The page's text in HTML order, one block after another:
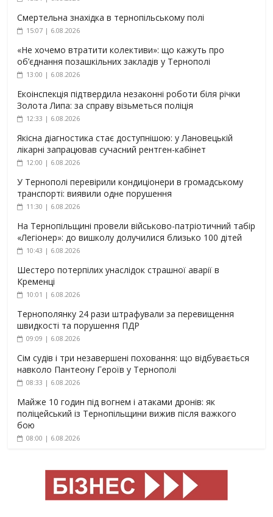
Смертельна знахідка в тернопільському полі
15:07 | 6.08.2026
«Не хочемо втратити колективи»: що кажуть про
об’єднання позашкільних закладів у Тернополі
13:00 | 6.08.2026
Екоінспекція підтвердила незаконні роботи біля річки
Золота Липа: за справу візьметься поліція
12:33 | 6.08.2026
Якісна діагностика стає доступнішою: у Лановецькій
лікарні запрацював сучасний рентген-кабінет
12:00 | 6.08.2026
У Тернополі перевірили кондиціонери в громадському
транспорті: виявили одне порушення
11:30 | 6.08.2026
На Тернопільщині провели військово-патріотичний табір
«Легіонер»: до вишколу долучилися близько 100 дітей
10:43 | 6.08.2026
Шестеро потерпілих унаслідок страшної аварії в
Кременці
10:01 | 6.08.2026
Тернополянку 24 рази штрафували за перевищення
швидкості та порушення ПДР
09:09 | 6.08.2026
Сім судів і три незавершені поховання: що відбувається
навколо Пантеону Героїв у Тернополі
08:33 | 6.08.2026
Майже 10 годин під вогнем і атаками дронів: як
поліцейський із Тернопільщини вижив після важкого
бою
08:00 | 6.08.2026